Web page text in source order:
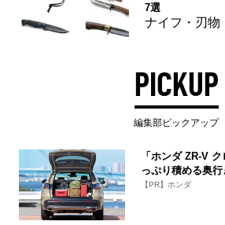
7選
ナイフ・刃物
PICKUP
編集部ピックアップ
「ホンダ ZR-V
っぷり積める奥
【PR】ホンダ